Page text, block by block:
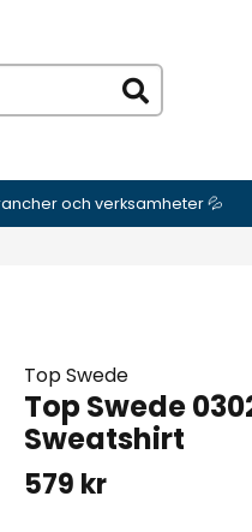
och verksamheter 💦
Top Swede
Top Swede
Sweatshirt
579 kr